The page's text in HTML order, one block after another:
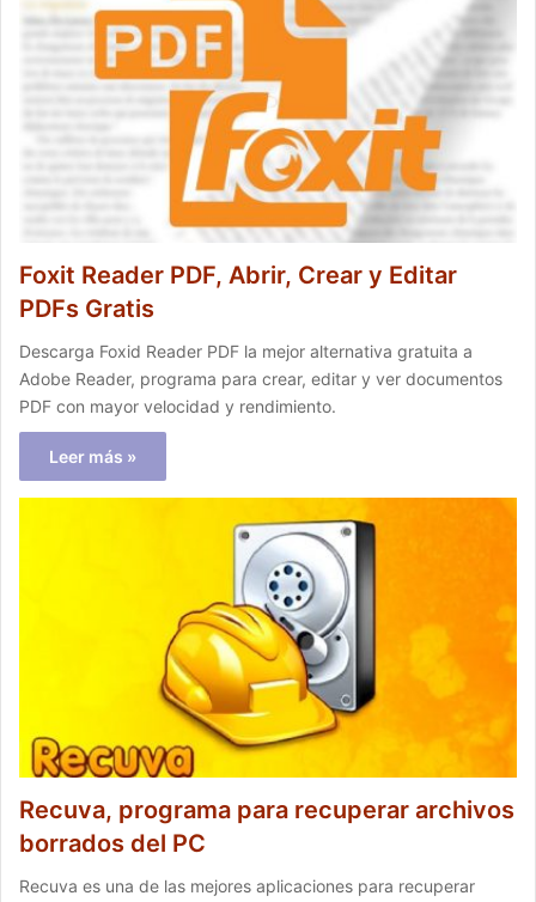
Foxit Reader PDF, Abrir, Crear y Editar
PDFs Gratis
Descarga Foxid Reader PDF la mejor alternativa gratuita a
Adobe Reader, programa para crear, editar y ver documentos
PDF con mayor velocidad y rendimiento.
Leer más »
Recuva, programa para recuperar archivos
borrados del PC
Recuva es una de las mejores aplicaciones para recuperar